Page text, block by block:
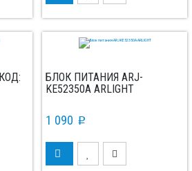
БЛОК ПИТАНИЯ ARJ-
KE52350A ARLIGHT
1 090 p